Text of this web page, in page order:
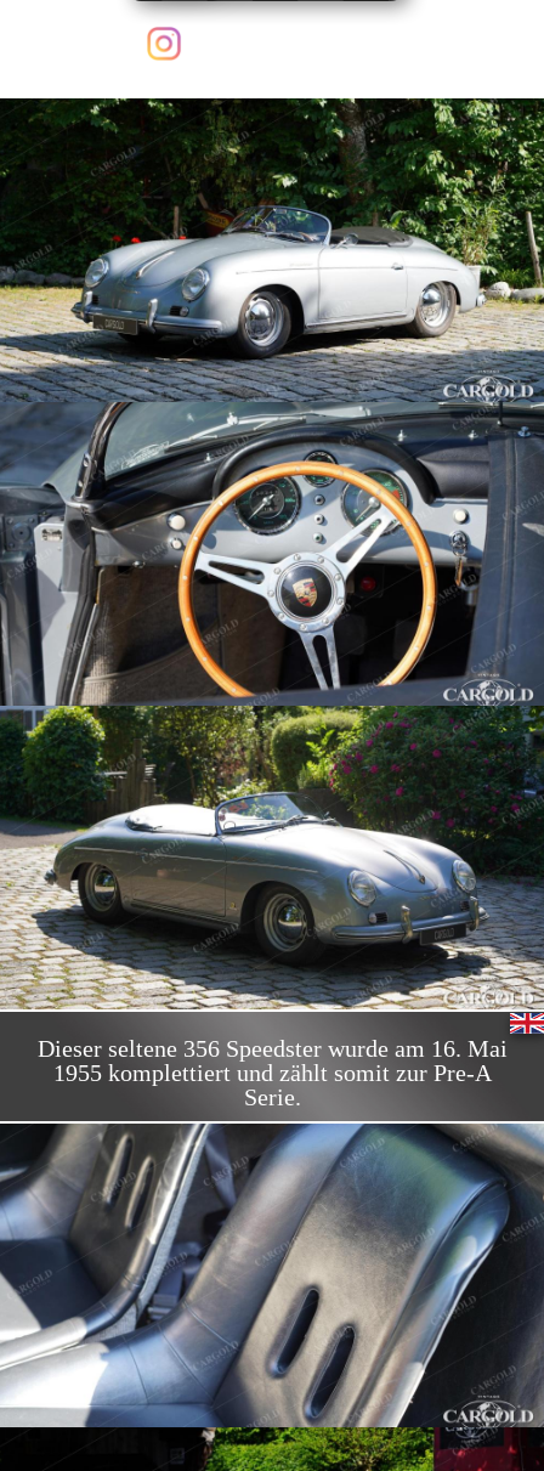
Dieser seltene 356 Speedster wurde am 16. Mai
1955 komplettiert und zählt somit zur Pre-A
Serie.